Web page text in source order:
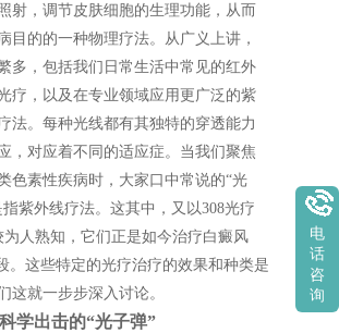
射，调节皮肤细胞的生理功能，从而
目的的一种物理疗法。从广义上讲，
多，包括我们日常生活中常见的红外
疗，以及在专业领域应用更广泛的紫
法。每种光线都有其独特的穿透能力
，对应着不同的适应症。当我们聚焦
色素性疾病时，大家口中常说的“光
紫外线疗法。这其中，又以308光疗
为人熟知，它们正是如今治疗白癜风
。这些特定的光疗治疗的效果和种类是
这就一步步深入讨论。
学出击的“光子弹”
电
话
咨
询